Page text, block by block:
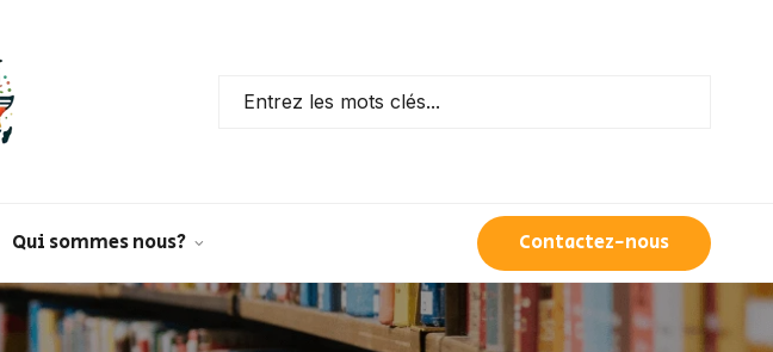
Qui sommes nous? Contactez-nous